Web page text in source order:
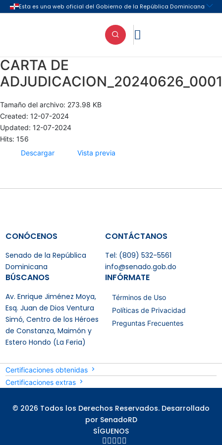

CARTA DE
ADJUDICACION_20240626_0001
Tamaño del archivo: 273.98 KB
Created: 12-07-2024
Updated: 12-07-2024
Hits: 156
Descargar
Vista previa
CONÓCENOS
Senado de la República
Dominicana
CONTÁCTANOS
Tel: (809) 532-5561
info@senado.gob.do
BÚSCANOS
Av. Enrique Jiménez Moya,
Esq. Juan de Dios Ventura
Simó, Centro de los Héroes
de Constanza, Maimón y
Estero Hondo (La Feria)
INFÓRMATE
Términos de Uso
Políticas de Privacidad
Preguntas Frecuentes
Certificaciones obtenidas
Certificaciones extras
© 2026 Todos los Derechos Reservados. Desarrollado
por SenadoRD
SÍGUENOS
    